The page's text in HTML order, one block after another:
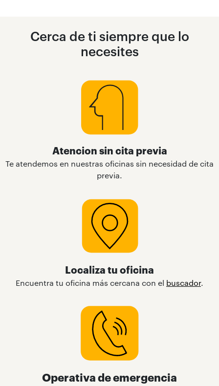
Cerca de ti siempre que lo
necesites
Atencion sin cita previa
Te atendemos en nuestras oficinas sin necesidad de cita
previa.
Localiza tu oficina
Encuentra tu oficina más cercana con el buscador.
Operativa de emergencia